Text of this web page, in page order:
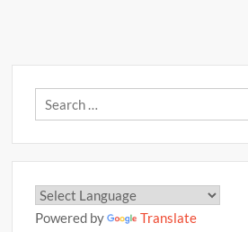
Powered by Translate